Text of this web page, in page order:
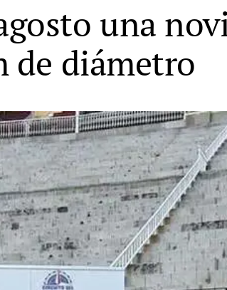
una
de diámetro